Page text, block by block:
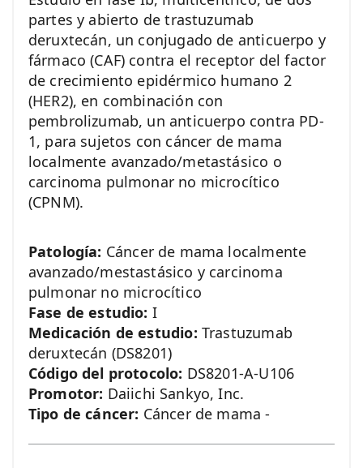
partes y abierto de trastuzumab
deruxtecán, un conjugado de anticuerpo y
fármaco (CAF) contra el receptor del factor
de crecimiento epidérmico humano 2
(HER2), en combinación con
pembrolizumab, un anticuerpo contra PD-
1, para sujetos con cáncer de mama
localmente avanzado/metastásico o
carcinoma pulmonar no microcítico
(CPNM).
Patología: Cáncer de mama localmente
avanzado/mestastásico y carcinoma
pulmonar no microcítico
Fase de estudio: I
Medicación de estudio: Trastuzumab
deruxtecán (DS8201)
Código del protocolo: DS8201-A-U106
Promotor: Daiichi Sankyo, Inc.
Tipo de cáncer: Cáncer de mama -